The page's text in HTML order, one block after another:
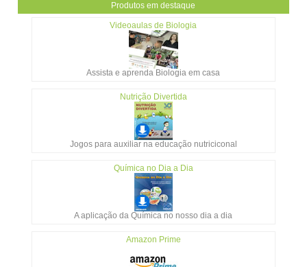
Produtos em destaque
Videoaulas de Biologia
Assista e aprenda Biologia em casa
Nutrição Divertida
Jogos para auxiliar na educação nutriciconal
Química no Dia a Dia
A aplicação da Química no nosso dia a dia
Amazon Prime